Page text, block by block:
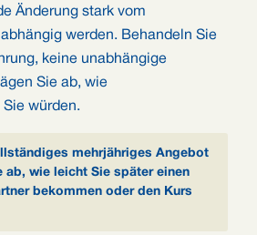
Änderung stark vom
werden. Behandeln Sie
keine unabhängige
Sie ab, wie
würden.
mehrjähriges Angebot
ab, wie leicht Sie später einen
bekommen oder den Kurs